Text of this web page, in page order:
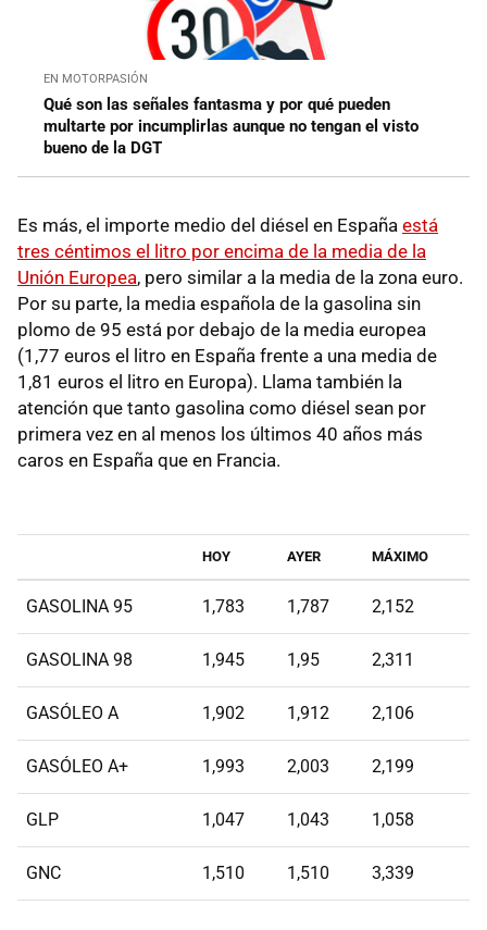
EN MOTORPASIÓN
Qué son las señales fantasma y por qué pueden
multarte por incumplirlas aunque no tengan el visto
bueno de la DGT
Es más, el importe medio del diésel en España está
tres céntimos el litro por encima de la media de la
Unión Europea, pero similar a la media de la zona euro.
Por su parte, la media española de la gasolina sin
plomo de 95 está por debajo de la media europea
(1,77 euros el litro en España frente a una media de
1,81 euros el litro en Europa). Llama también la
atención que tanto gasolina como diésel sean por
primera vez en al menos los últimos 40 años más
caros en España que en Francia.
HOY AYER MÁXIMO
GASOLINA 95 1,783 1,787 2,152
GASOLINA 98 1,945 1,95 2,311
GASÓLEO A 1,902 1,912 2,106
GASÓLEO A+ 1,993 2,003 2,199
GLP 1,047 1,043 1,058
GNC 1,510 1,510 3,339